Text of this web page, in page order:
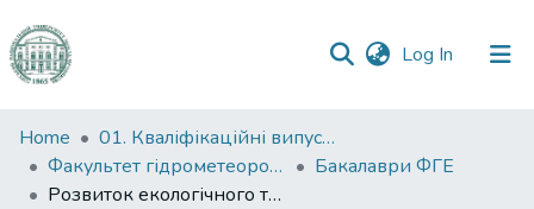
Log In (current)
Communities
&
Collections
Home
01. Кваліфікаційні випускні роботи здобувачів вищої освіти
Факультет гідрометеорології і екології
Бакалаври ФГЕ
Розвиток екологічного туризму в Азербайджані